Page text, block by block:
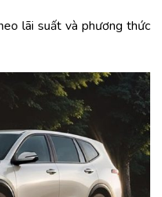
lãi suất và phương thức